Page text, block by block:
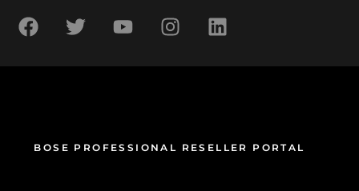
BOSE PROFESSIONAL RESELLER PORTAL